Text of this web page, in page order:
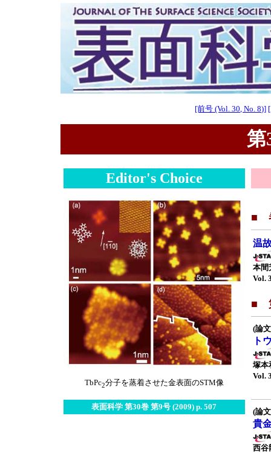
[前号 (Vol. 30, No. 8)]
第
Editor's Choice
TbPc2分子を蒸着させた金表面のSTM像
表面科学 第30巻 第9号 (2009) p. 507
■
温
本間
Vol.
■
(論
ト
塚本
Vol.
(論
貴
西谷